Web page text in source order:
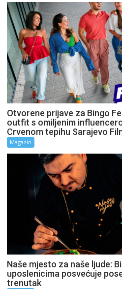
Otvorene prijave za Bingo
outfit s omiljenim
Crvenom tepihu Sarajevo
Magazin
Naše mjesto za naše ljude:
uposlenicima posvećuje
trenutak